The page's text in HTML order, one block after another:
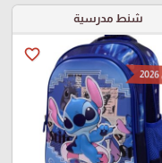
شنط مدرسية
favorite_border